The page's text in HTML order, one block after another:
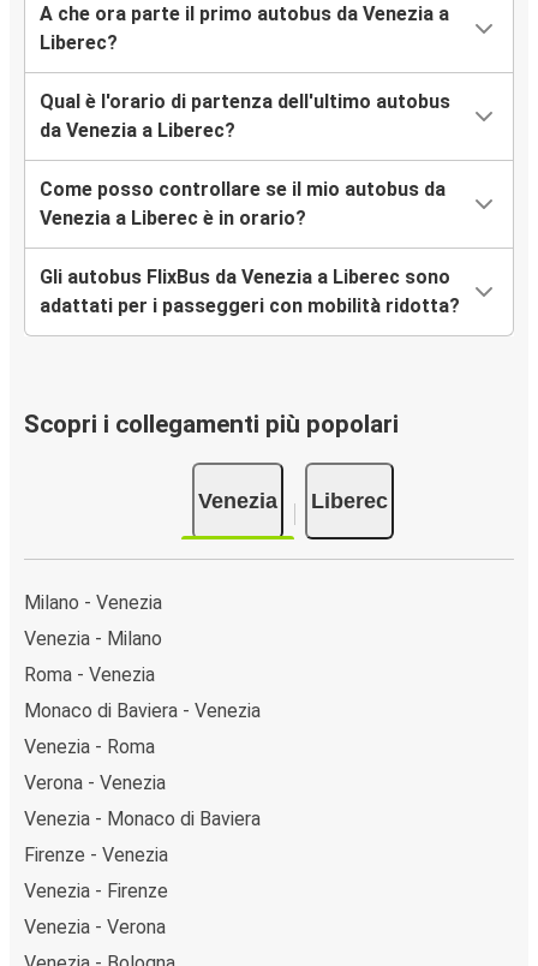
A che ora parte il primo autobus da Venezia a
Liberec?
Qual è l'orario di partenza dell'ultimo autobus
da Venezia a Liberec?
Come posso controllare se il mio autobus da
Venezia a Liberec è in orario?
Gli autobus FlixBus da Venezia a Liberec sono
adattati per i passeggeri con mobilità ridotta?
Scopri i collegamenti più popolari
Venezia Liberec
Milano - Venezia
Venezia - Milano
Roma - Venezia
Monaco di Baviera - Venezia
Venezia - Roma
Verona - Venezia
Venezia - Monaco di Baviera
Firenze - Venezia
Venezia - Firenze
Venezia - Verona